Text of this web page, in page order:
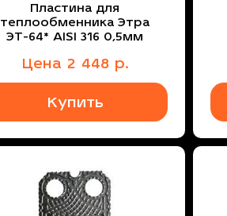
Пластина для
теплообменника Этра
ЭТ-64* AISI 316 0,5мм
Цена 2 448р.
Купить